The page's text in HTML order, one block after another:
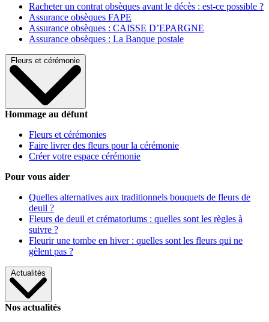
Racheter un contrat obsèques avant le décès : est-ce possible ?
Assurance obsèques FAPE
Assurance obsèques : CAISSE D’EPARGNE
Assurance obsèques : La Banque postale
Fleurs et cérémonie
Hommage au défunt
Fleurs et cérémonies
Faire livrer des fleurs pour la cérémonie
Créer votre espace cérémonie
Pour vous aider
Quelles alternatives aux traditionnels bouquets de fleurs de
deuil ?
Fleurs de deuil et crématoriums : quelles sont les règles à
suivre ?
Fleurir une tombe en hiver : quelles sont les fleurs qui ne
gèlent pas ?
Actualités
Nos actualités